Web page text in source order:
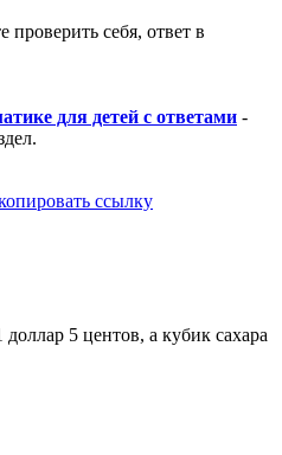
проверить себя, ответ в
для детей с ответами -
ссылку
5 центов, а кубик сахара